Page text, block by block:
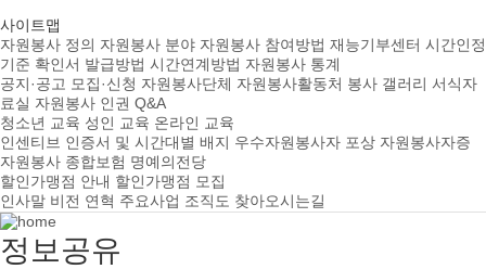
사이트맵
자원봉사 정의 자원봉사 분야 자원봉사 참여방법 재능기부센터 시간인정
기준 확인서 발급방법 시간연계방법 자원봉사 통계
공지·공고 모집·신청 자원봉사단체 자원봉사활동처 봉사 갤러리 서식자
료실 자원봉사 인권 Q&A
청소년 교육 성인 교육 온라인 교육
인센티브 인증서 및 시간대별 배지 우수자원봉사자 포상 자원봉사자증
자원봉사 종합보험 명예의전당
할인가맹점 안내 할인가맹점 모집
인사말 비전 연혁 주요사업 조직도 찾아오시는길
정보공유